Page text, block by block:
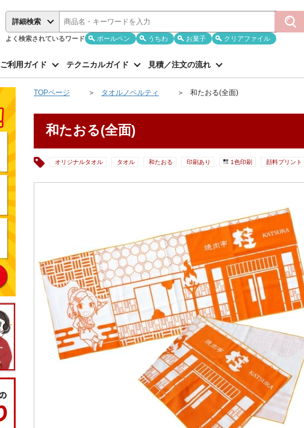
詳細検索
よく検索されているワード ボールペン うちわ お菓子 クリアファイル
ご利用ガイド テクニカルガイド 見積／注文の流れ
TOPページ タオルノベルティ 和たおる(全面)
和たおる(全面)
オリジナルタオル タオル 和たおる 印刷あり 1色印刷 顔料プリント